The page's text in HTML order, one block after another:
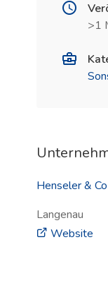
>1
Henseler &
Langenau
Website